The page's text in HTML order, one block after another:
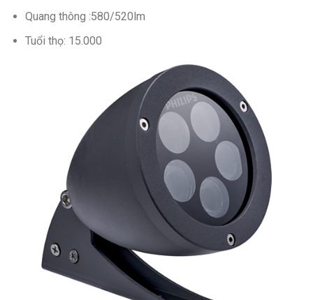
Quang thông :580/520lm
Tuổi thọ: 15.000